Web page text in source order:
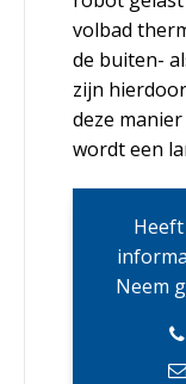
volbad
de buiten-
zijn
deze
wordt een
Neem